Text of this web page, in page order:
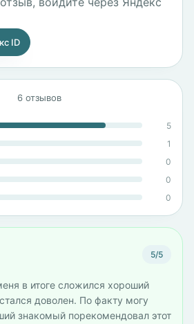
ID
6 отзывов
5
1
0
0
0
5/5
в итоге сложился хороший
доволен. По факту могу
знакомый порекомендовал этот